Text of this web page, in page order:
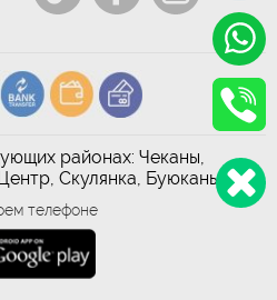
районах: Чеканы,
Скулянка, Буюканы
телефоне